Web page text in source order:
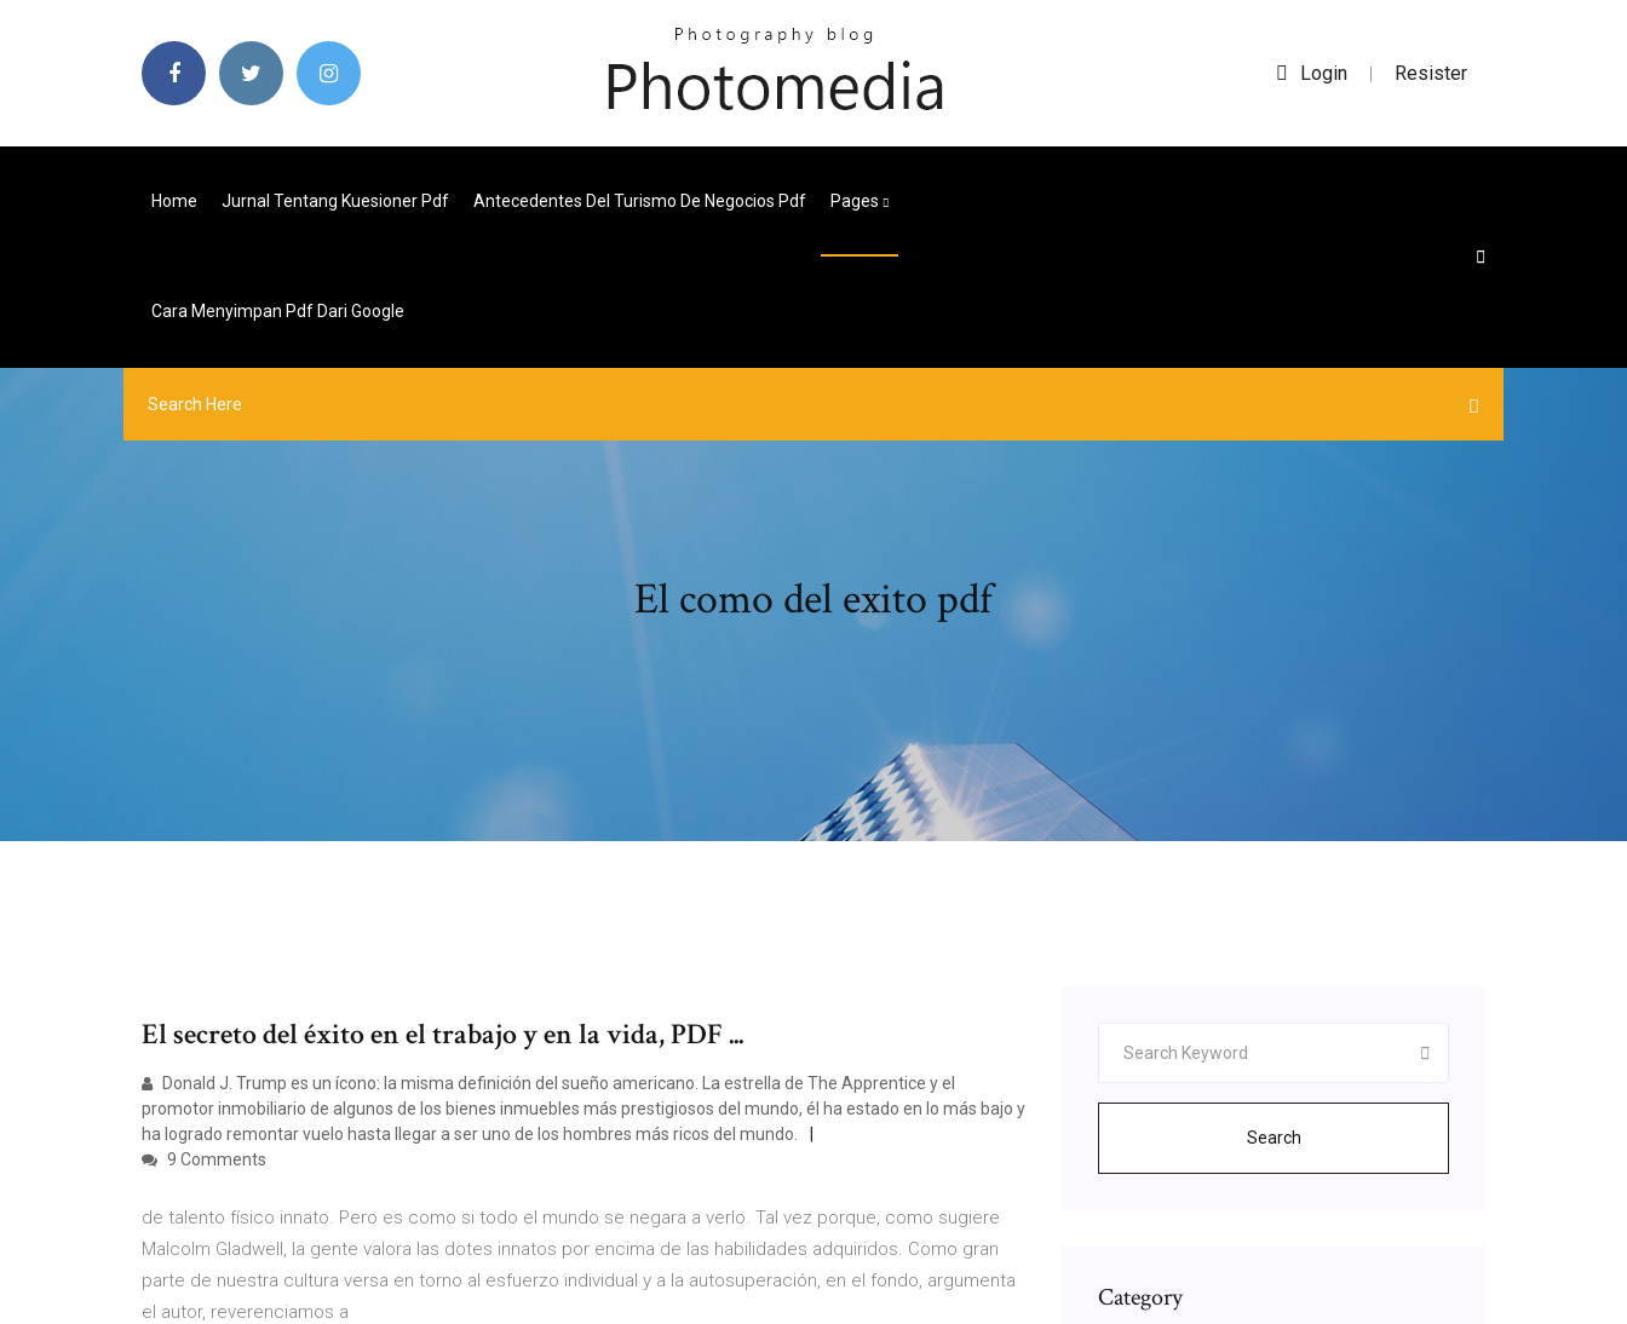
Login | Resister
Home Jurnal Tentang Kuesioner Pdf Antecedentes Del Turismo De Negocios Pdf Pages
Cara Menyimpan Pdf Dari Google
El como del exito pdf
El secreto del éxito en el trabajo y en la vida, PDF ...
Donald J. Trump es un ícono: la misma definición del sueño americano. La estrella de The Apprentice y el
promotor inmobiliario de algunos de los bienes inmuebles más prestigiosos del mundo, él ha estado en lo más bajo y
ha logrado remontar vuelo hasta llegar a ser uno de los hombres más ricos del mundo.
9 Comments
de talento físico innato. Pero es como si todo el mundo se negara a verlo. Tal vez porque, como sugiere
Malcolm Gladwell, la gente valora las dotes innatos por encima de las habilidades adquiridos. Como gran
parte de nuestra cultura versa en torno al esfuerzo individual y a la autosuperación, en el fondo, argumenta
el autor, reverenciamos a
Search
Category